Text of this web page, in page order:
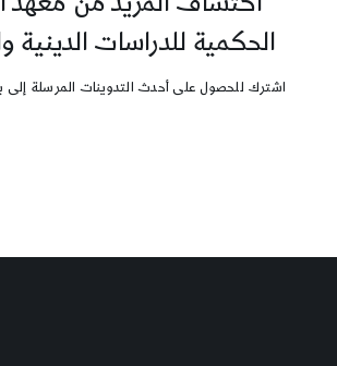
الحكمية للدراسات الدينية
اشترك للحصول على أحدث التدوينات المرسلة إلى